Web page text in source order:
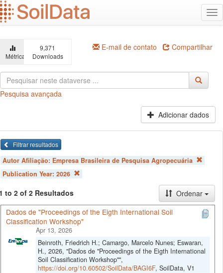
Ir
para
o
principal
Métricas
9,371
Downloads
E-mail de contato Compartilhar
Pesquisa avançada
Adicionar dados
Filtrar resultados
Autor Afiliação: Empresa Brasileira de Pesquisa Agropecuária
Publication Year: 2026
to 2 of 2 Resultados
Ordenar
Dados de "Proceedings of the Eigth International Soil
Classification Workshop"
Apr 13, 2026
Beinroth, Friedrich H.; Camargo, Marcelo Nunes; Eswaran,
H., 2026, "Dados de "Proceedings of the Eigth International
Soil Classification Workshop"",
https://doi.org/10.60502/SoilData/BAGI6F, SoilData, V1